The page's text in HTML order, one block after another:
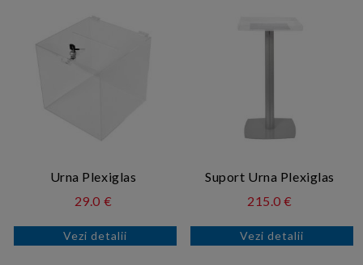
Urna Plexiglas
29.0 €
Vezi detalii
Suport Urna Plexiglas
215.0 €
Vezi detalii